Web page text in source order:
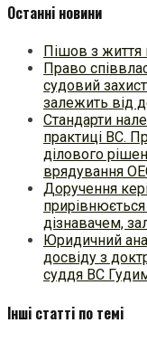
Останні новини
Пішов з життя
Право
судовий
залежить від
Стандарти
практиці ВC.
ділового
врядування
Доручення
дізнавачем,
Юридичний
досвіду з
суддя ВС
Інші статті по темі